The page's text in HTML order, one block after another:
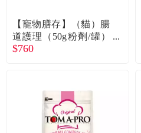
【寵物膳存】（貓）腸
道護理（50g粉劑/罐）
（廠商直送）
$760